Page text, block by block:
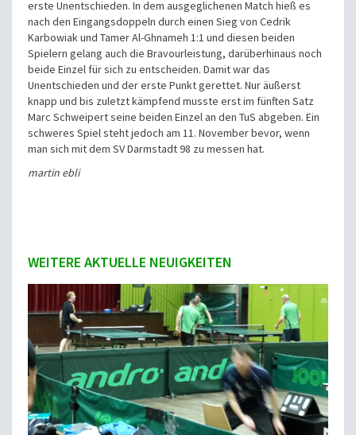
erste Unentschieden. In dem ausgeglichenen Match hieß es
nach den Eingangsdoppeln durch einen Sieg von Cedrik
Karbowiak und Tamer Al-Ghnameh 1:1 und diesen beiden
Spielern gelang auch die Bravourleistung, darüberhinaus noch
beide Einzel für sich zu entscheiden. Damit war das
Unentschieden und der erste Punkt gerettet. Nur äußerst
knapp und bis zuletzt kämpfend musste erst im fünften Satz
Marc Schweipert seine beiden Einzel an den TuS abgeben. Ein
schweres Spiel steht jedoch am 11. November bevor, wenn
man sich mit dem SV Darmstadt 98 zu messen hat.
martin ebli
WEITERE AKTUELLE NEUIGKEITEN